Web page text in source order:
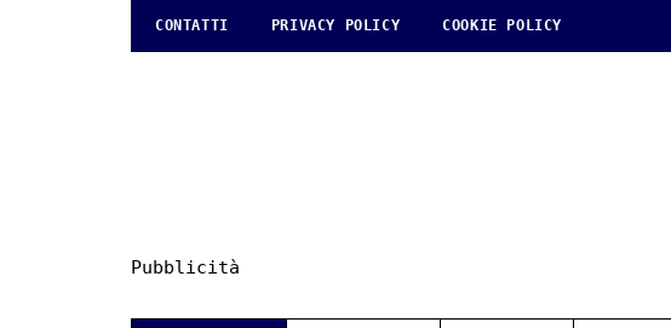
CONTATTI PRIVACY POLICY COOKIE POLICY
Pubblicità